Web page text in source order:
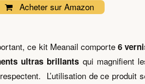
Acheter sur Amazon
ce kit Meanail comporte 6
ultras brillants qui magnifient
L’utilisation de ce produit